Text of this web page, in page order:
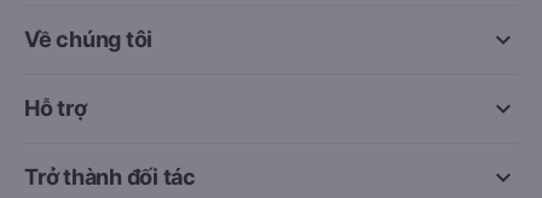
keyboard_arrow_down
Về chúng tôi
keyboard_arrow_down
Hỗ trợ
keyboard_arrow_down
Trở thành đối tác